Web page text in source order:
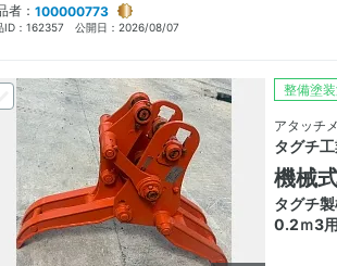
者： 100000773
ID： 162357 公開日： 2026/08/07
整備塗
アタッチ
タグチ
機械
タグチ
0.2ｍ3